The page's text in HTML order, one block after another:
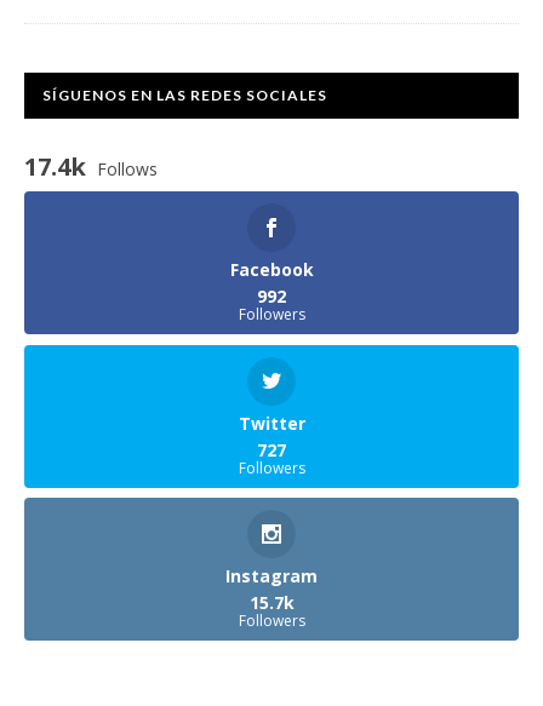
SÍGUENOS EN LAS REDES SOCIALES
17.4k Follows
Facebook
992
Followers
Twitter
727
Followers
Instagram
15.7k
Followers